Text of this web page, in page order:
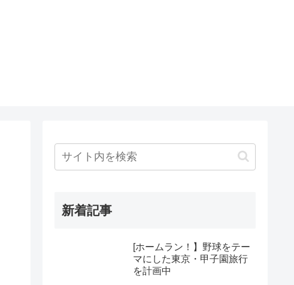
新着記事
[ホームラン！】野球をテー
マにした東京・甲子園旅行
を計画中